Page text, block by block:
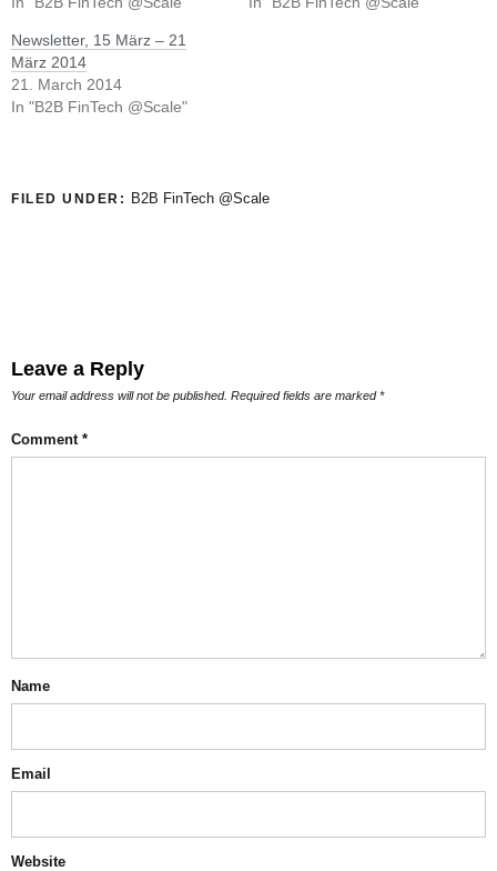
Newsletter, 15 März – 21
März 2014
21. March 2014
In "B2B FinTech @Scale"
FILED UNDER: B2B FinTech @Scale
Leave a Reply
Your email address will not be published. Required fields are marked*
Comment *
Name
Email
Website